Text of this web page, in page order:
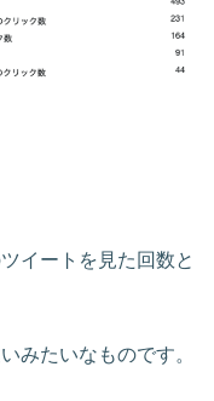
イートを見た回数と
みたいなものです。